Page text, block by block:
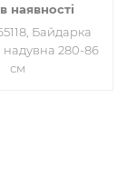
наявності
Байдарка
надувна 280-86
см